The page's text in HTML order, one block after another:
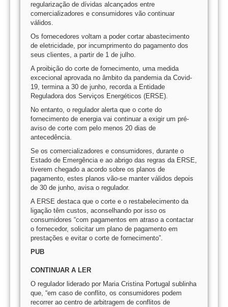
regularização de dívidas alcançados entre
comercializadores e consumidores vão continuar
válidos.
Os fornecedores voltam a poder cortar abastecimento
de eletricidade, por incumprimento do pagamento dos
seus clientes, a partir de 1 de julho.
A proibição do corte de fornecimento, uma medida
excecional aprovada no âmbito da pandemia da Covid-
19, termina a 30 de junho, recorda a Entidade
Reguladora dos Serviços Energéticos (ERSE).
No entanto, o regulador alerta que o corte do
fornecimento de energia vai continuar a exigir um pré-
aviso de corte com pelo menos 20 dias de
antecedência.
Se os comercializadores e consumidores, durante o
Estado de Emergência e ao abrigo das regras da ERSE,
tiverem chegado a acordo sobre os planos de
pagamento, estes planos vão-se manter válidos depois
de 30 de junho, avisa o regulador.
A ERSE destaca que o corte e o restabelecimento da
ligação têm custos, aconselhando por isso os
consumidores “com pagamentos em atraso a contactar
o fornecedor, solicitar um plano de pagamento em
prestações e evitar o corte de fornecimento”.
PUB
CONTINUAR A LER
O regulador liderado por Maria Cristina Portugal sublinha
que, “em caso de conflito, os consumidores podem
recorrer ao centro de arbitragem de conflitos de